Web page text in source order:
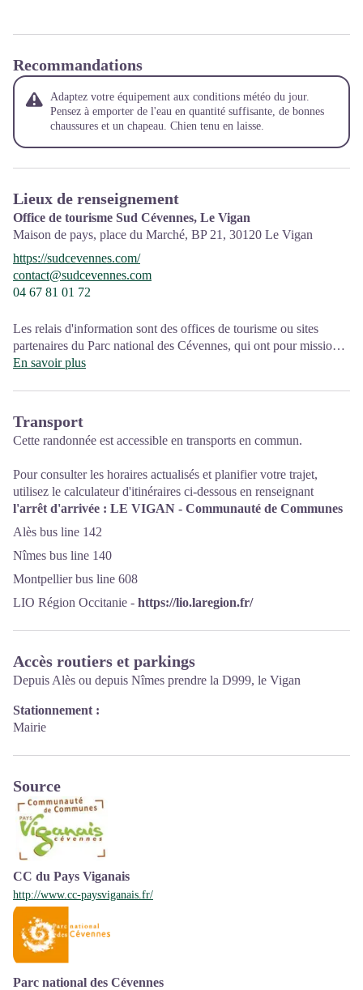
Recommandations
Adaptez votre équipement aux conditions météo du jour.
Pensez à emporter de l'eau en quantité suffisante, de bonnes
chaussures et un chapeau. Chien tenu en laisse.
Lieux de renseignement
Office de tourisme Sud Cévennes, Le Vigan
Maison de pays, place du Marché, BP 21, 30120 Le Vigan
https://sudcevennes.com/
contact@sudcevennes.com
04 67 81 01 72
Les relais d'information sont des offices de tourisme ou sites
partenaires du Parc national des Cévennes, qui ont pour mission
l'information et la sensibilisation sur l'offre de découverte et
Ouvert toute l'année (se renseigner pour les jours et horaires
d'ouverture en période hivernale)
En savoir plus
Transport
Cette randonnée est accessible en transports en commun.
Pour consulter les horaires actualisés et planifier votre trajet,
utilisez le calculateur d'itinéraires ci-dessous en renseignant
l'arrêt d'arrivée : LE VIGAN - Communauté de Communes
Alès bus line 142
Nîmes bus line 140
Montpellier bus line 608
LIO Région Occitanie - https://lio.laregion.fr/
Accès routiers et parkings
Depuis Alès ou depuis Nîmes prendre la D999, le Vigan
Stationnement :
Mairie
Source
CC du Pays Viganais
http://www.cc-paysviganais.fr/
Parc national des Cévennes